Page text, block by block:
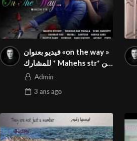
فيديو بعنوان «on the way »
للمشارك * Mahehs str* من
الهند في المسابقة الدولية
Season3 FIVS
Admin
3 ans ago